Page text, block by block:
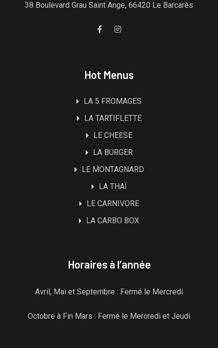
38 Boulevard Grau Saint Ange, 66420 Le Barcarès
Hot Menus
LA 5 FROMAGES
LA TARTIFLETTE
LE CHEESE
LA BURGER
LE MONTAGNARD
LA THAÏ
LE CARNIVORE
LA CARBO BOX
Horaires à l’année
Avril, Mai et Septembre : Fermé le Mercredi
Octobre à Fin Mars : Fermé le Mercredi et Jeudi